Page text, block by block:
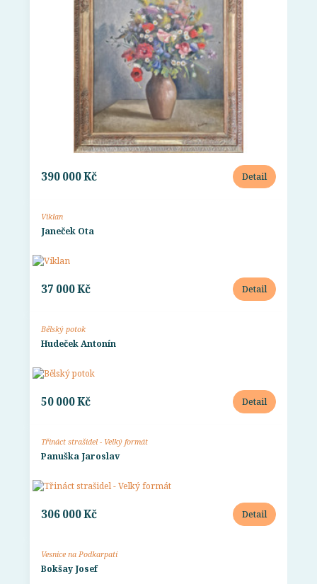
390 000 Kč Detail
Viklan
Janeček Ota
37 000 Kč Detail
Bělský potok
Hudeček Antonín
50 000 Kč Detail
Třináct strašidel - Velký formát
Panuška Jaroslav
306 000 Kč Detail
Vesnice na Podkarpatí
Bokšay Josef